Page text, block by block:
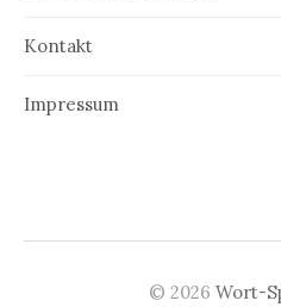
Kontakt
Impressum
© 2026 Wort-